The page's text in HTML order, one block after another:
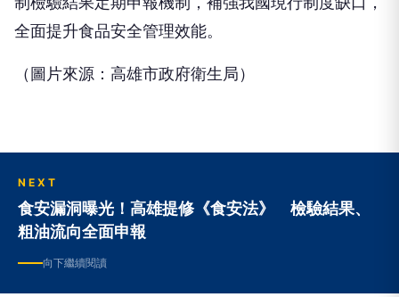
全面提升食品安全管理效能。
（圖片來源：高雄市政府衛生局）
NEXT
食安漏洞曝光！高雄提修《食安法》 檢驗結果、
粗油流向全面申報
向下繼續閱讀